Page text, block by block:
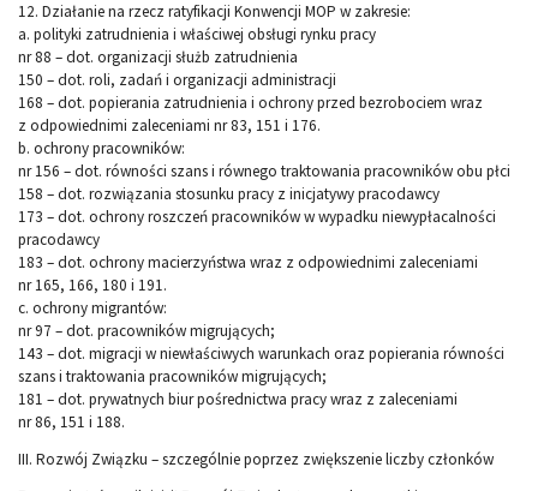
12. Działanie na rzecz ratyfikacji Konwencji MOP w zakresie:
a. polityki zatrudnienia i właściwej obsługi rynku pracy
nr 88 – dot. organizacji służb zatrudnienia
150 – dot. roli, zadań i organizacji administracji
168 – dot. popierania zatrudnienia i ochrony przed bezrobociem wraz
z odpowiednimi zaleceniami nr 83, 151 i 176.
b. ochrony pracowników:
nr 156 – dot. równości szans i równego traktowania pracowników obu płci
158 – dot. rozwiązania stosunku pracy z inicjatywy pracodawcy
173 – dot. ochrony roszczeń pracowników w wypadku niewypłacalności
pracodawcy
183 – dot. ochrony macierzyństwa wraz z odpowiednimi zaleceniami
nr 165, 166, 180 i 191.
c. ochrony migrantów:
nr 97 – dot. pracowników migrujących;
143 – dot. migracji w niewłaściwych warunkach oraz popierania równości
szans i traktowania pracowników migrujących;
181 – dot. prywatnych biur pośrednictwa pracy wraz z zaleceniami
nr 86, 151 i 188.
III. Rozwój Związku – szczególnie poprzez zwiększenie liczby członków